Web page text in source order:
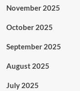
November 2025
October 2025
September 2025
August 2025
July 2025